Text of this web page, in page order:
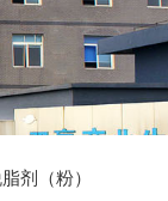
剂（粉）